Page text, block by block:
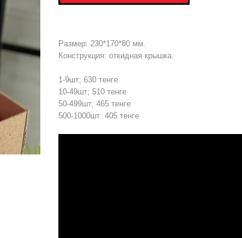
Размер: 230*170*80 мм.
Конструкция: откидная крышка.
1-9шт; 630 тенге
10-49шт; 510 тенге
50-499шт; 465 тенге
500-1000шт: 405 тенге